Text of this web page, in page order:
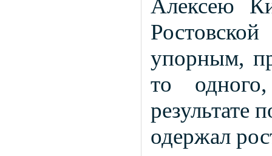
Алексею
упорным,
то
результате
одержал